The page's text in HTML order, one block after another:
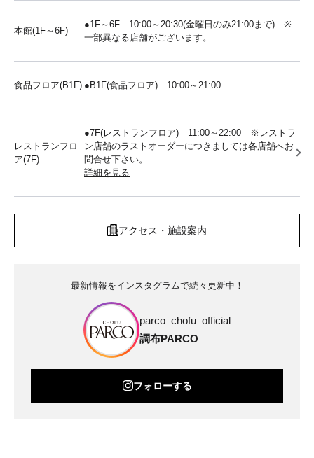
本館(1F～6F)
●1F～6F 10:00～20:30(金曜日のみ21:00まで) ※
一部異なる店舗がございます。
食品フロア(B1F) ●B1F(食品フロア) 10:00～21:00
レストランフロ
ア(7F)
●7F(レストランフロア) 11:00～22:00 ※レストラ
ン店舗のラストオーダーにつきましては各店舗へお
問合せ下さい。
詳細を見る
アクセス・施設案内
最新情報をインスタグラムで続々更新中！
parco_chofu_official
調布PARCO
フォローする